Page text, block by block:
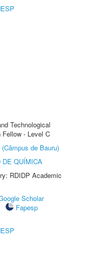
Technological
Fellow - Level C
de Bauru)
DE QUÍMICA
RDIDP Academic
Scholar
Fapesp